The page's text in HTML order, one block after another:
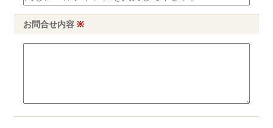
お問合せ内容※